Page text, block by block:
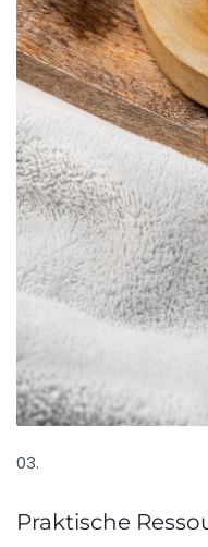
03.
Praktische